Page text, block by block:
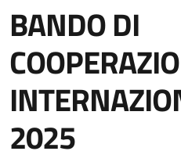
BANDO DI
2025